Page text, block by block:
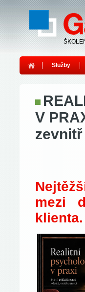
Služby
V
mezi